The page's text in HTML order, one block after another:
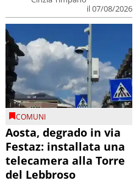
il 07/08/2026
COMUNI
Aosta, degrado in via
Festaz: installata una
telecamera alla Torre
del Lebbroso